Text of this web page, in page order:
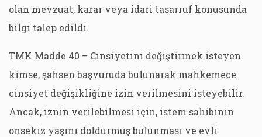
olan mevzuat, karar veya idari tasarruf konusunda
bilgi talep edildi.
TMK Madde 40 – Cinsiyetini değiştirmek isteyen
kimse, şahsen başvuruda bulunarak mahkemece
cinsiyet değişikliğine izin verilmesini isteyebilir.
Ancak, iznin verilebilmesi için, istem sahibinin
onsekiz yaşını doldurmuş bulunması ve evli